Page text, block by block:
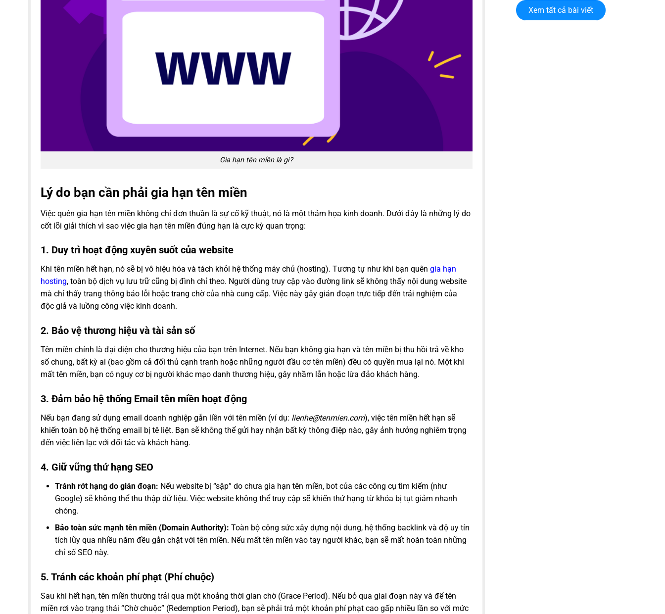
Gia hạn tên miền là gì?
Lý do bạn cần phải gia hạn tên miền
Việc quên gia hạn tên miền không chỉ đơn thuần là sự cố kỹ thuật, nó là một thảm họa kinh doanh. Dưới đây là những lý do
cốt lõi giải thích vì sao việc gia hạn tên miền đúng hạn là cực kỳ quan trọng:
1. Duy trì hoạt động xuyên suốt của website
Khi tên miền hết hạn, nó sẽ bị vô hiệu hóa và tách khỏi hệ thống máy chủ (hosting). Tương tự như khi bạn quên gia hạn
hosting, toàn bộ dịch vụ lưu trữ cũng bị đình chỉ theo. Người dùng truy cập vào đường link sẽ không thấy nội dung website
mà chỉ thấy trang thông báo lỗi hoặc trang chờ của nhà cung cấp. Việc này gây gián đoạn trực tiếp đến trải nghiệm của
độc giả và luồng công việc kinh doanh.
2. Bảo vệ thương hiệu và tài sản số
Tên miền chính là đại diện cho thương hiệu của bạn trên Internet. Nếu bạn không gia hạn và tên miền bị thu hồi trả về kho
số chung, bất kỳ ai (bao gồm cả đối thủ cạnh tranh hoặc những người đầu cơ tên miền) đều có quyền mua lại nó. Một khi
mất tên miền, bạn có nguy cơ bị người khác mạo danh thương hiệu, gây nhầm lẫn hoặc lừa đảo khách hàng.
3. Đảm bảo hệ thống Email tên miền hoạt động
Nếu bạn đang sử dụng email doanh nghiệp gắn liền với tên miền (ví dụ: lienhe@tenmien.com), việc tên miền hết hạn sẽ
khiến toàn bộ hệ thống email bị tê liệt. Bạn sẽ không thể gửi hay nhận bất kỳ thông điệp nào, gây ảnh hưởng nghiêm trọng
đến việc liên lạc với đối tác và khách hàng.
4. Giữ vững thứ hạng SEO
Tránh rớt hạng do gián đoạn: Nếu website bị “sập” do chưa gia hạn tên miền, bot của các công cụ tìm kiếm (như
Google) sẽ không thể thu thập dữ liệu. Việc website không thể truy cập sẽ khiến thứ hạng từ khóa bị tụt giảm nhanh
chóng.
Bảo toàn sức mạnh tên miền (Domain Authority): Toàn bộ công sức xây dựng nội dung, hệ thống backlink và độ uy tín
tích lũy qua nhiều năm đều gắn chặt với tên miền. Nếu mất tên miền vào tay người khác, bạn sẽ mất hoàn toàn những
chỉ số SEO này.
5. Tránh các khoản phí phạt (Phí chuộc)
Sau khi hết hạn, tên miền thường trải qua một khoảng thời gian chờ (Grace Period). Nếu bỏ qua giai đoạn này và để tên
miền rơi vào trạng thái “Chờ chuộc” (Redemption Period), bạn sẽ phải trả một khoản phí phạt cao gấp nhiều lần so với mức
Xem tất cả bài viết